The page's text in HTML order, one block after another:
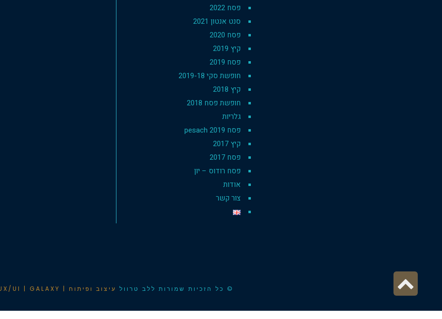
פסח 2022
סנט אנטון 2021
פסח 2020
קיץ 2019
פסח 2019
חופשת סקי 2019-18
קיץ 2018
חופשת פסח 2018
גלריות
פסח 2019 pesach
קיץ 2017
פסח 2017
פסח רודוס – יון
אודות
צור קשר
© כל הזכיות שמורות ללב טרוול עיצוב ופיתוח | UX/UI | GALAXY גלילה
לראש